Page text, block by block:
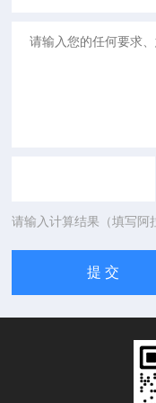
请输入计算结果（填写阿